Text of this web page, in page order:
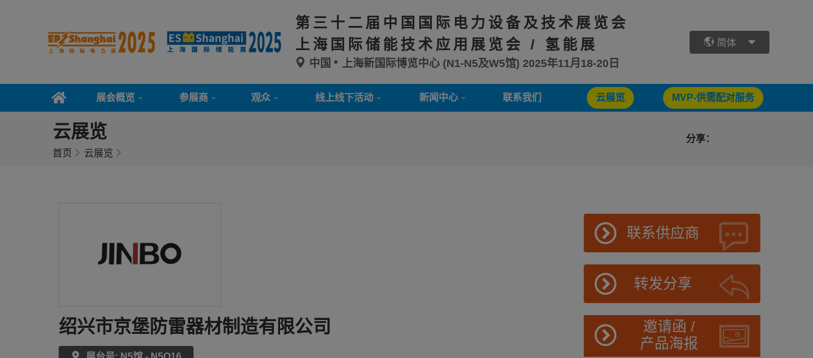
第三十二届中国国际电力设备及技术展览会
上海国际储能技术应用展览会 / 氢能展
中国 上海新国际博览中心 (N1-N5及W5馆) 2025年11月18-20日
简体
展会概览 参展商 观众 线上线下活动 新闻中心 联系我们 云展览 MVP-供需配对服务
云展览
首页 云展览
分享：
绍兴市京堡防雷器材制造有限公司
联系供应商
转发分享
邀请函 /
产品海报